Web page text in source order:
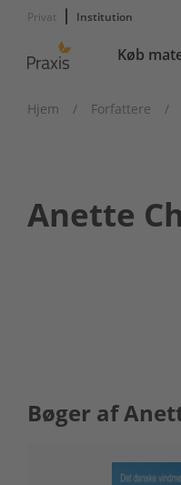
Privat Institution
Main
Køb
Hjem / Forfattere /
Anette
Bøger af